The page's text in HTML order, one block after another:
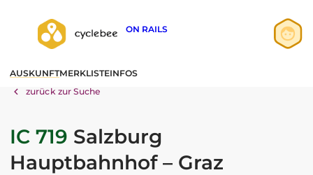
ON RAILS
AUSKUNFTMERKLISTEINFOS
zurück zur Suche
IC 719 Salzburg
Hauptbahnhof – Graz